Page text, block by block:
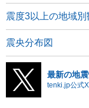
震度3以上の地域別
震央分布図
最新の地
tenki.jp公式